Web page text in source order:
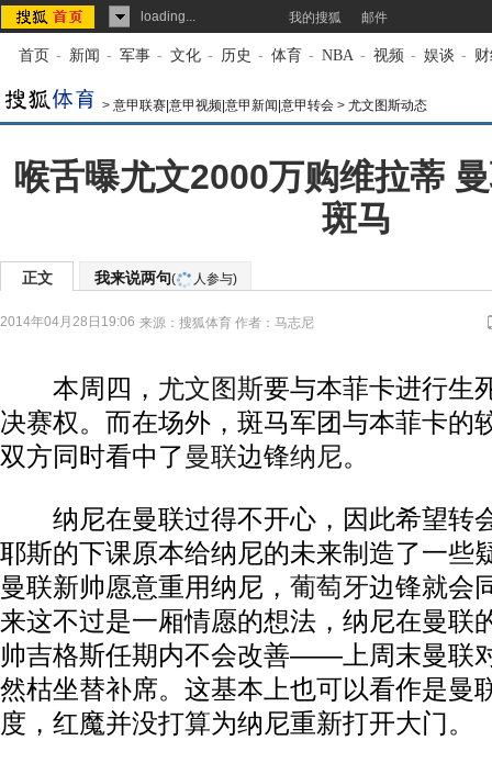
loading... 我的搜狐 邮件
首页 - 新闻 - 军事 - 文化 - 历史 - 体育 - NBA - 视频 - 娱谈 -
> 意甲联赛|意甲视频|意甲新闻|意甲转会 > 尤文图斯动态
喉舌曝尤文2000万购维拉蒂
斑马
正文 我来说两句( 人参与)
2014年04月28日19:06 来源： 搜狐体育 作者：马志尼
本周四， 尤文图斯要与本菲卡进行生
决赛权。而在场外，斑马军团与本菲卡的
双方同时看中了曼联边锋纳尼。
纳尼在曼联过得不开心，因此希望转
耶斯的下课原本给纳尼的未来制造了一些
曼联新帅愿意重用纳尼， 葡萄牙边锋就会
来这不过是一厢情愿的想法，纳尼在曼联
帅吉格斯任期内不会改善——上周末曼联
然枯坐替补席。这基本上也可以看作是曼
度，红魔并没打算为纳尼重新打开大门。